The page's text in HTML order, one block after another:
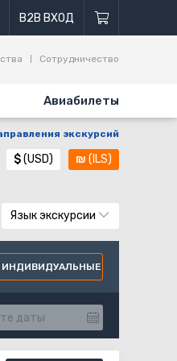
B2B ВХОД
Авиабилеты
Сотрудничество
экскурсий
$(USD) ₪ (ILS)
Язык экскурсии
ИНДИВИДУАЛЬНЫЕ